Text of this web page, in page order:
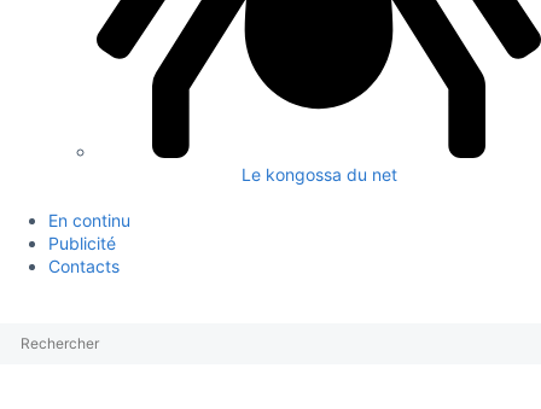
Le kongossa du net
En continu
Publicité
Contacts